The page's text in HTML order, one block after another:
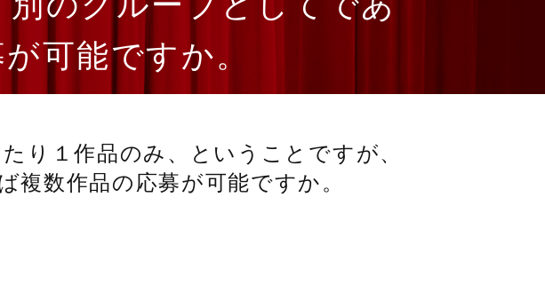
可能ですか。
り１作品のみ、ということですが、
複数作品の応募が可能ですか。